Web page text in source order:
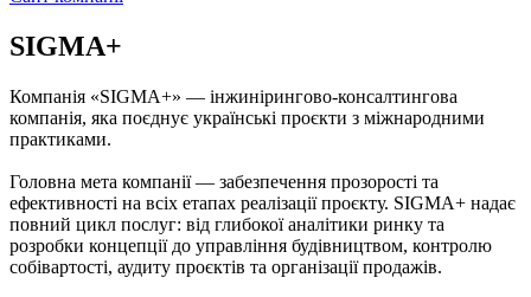
SIGMA+
Компанія «SIGMA+» — інжинірингово-консалтингова
компанія, яка поєднує українські проєкти з міжнародними
практиками.
Головна мета компанії — забезпечення прозорості та
ефективності на всіх етапах реалізації проєкту. SIGMA+ надає
повний цикл послуг: від глибокої аналітики ринку та
розробки концепції до управління будівництвом, контролю
собівартості, аудиту проєктів та організації продажів.